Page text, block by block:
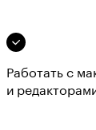
Работать с
и